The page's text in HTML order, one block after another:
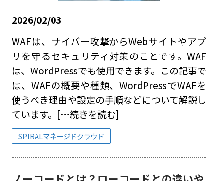
2026/02/03
WAFは、サイバー攻撃からWebサイトやアプ
リを守るセキュリティ対策のことです。WAF
は、WordPressでも使用できます。この記事で
は、WAFの概要や種類、WordPressでWAFを
使うべき理由や設定の手順などについて解説し
ています。 […続きを読む]
SPIRALマネージドクラウド